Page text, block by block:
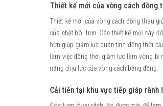
Thiết kế mới của vòng cách đồng
Thiết kế mới của vòng cách đồng thau
của chất bôi trơn. Các thiết kế mới này
hơn giúp giảm lực quán tính đồng thời
làm việc đồng thời giảm lực làm vòng bi
năng chịu lực của vòng cách bằng đồng.
Cải tiến tại khu vực tiếp giáp rãnh